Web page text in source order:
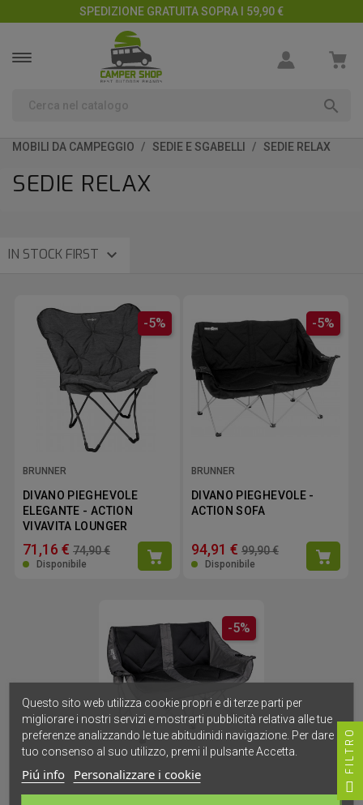
SPEDIZIONE GRATUITA SOPRA I 59,90 €

MOBILI DA CAMPEGGIO SEDIE E SGABELLI SEDIE RELAX
SEDIE RELAX
IN STOCK FIRST 
BRUNNER
DIVANO PIEGHEVOLE
ELEGANTE - ACTION
VIVAVITA LOUNGER
71,16 € 74,90 €
Disponibile
-5%
BRUNNER
DIVANO PIEGHEVOLE -
ACTION SOFA
94,91 € 99,90 €
Disponibile
-5%
BRUNNER
-5%
Questo sito web utilizza cookie propri e di terze parti per
migliorare i nostri servizi e mostrarti pubblicità relativa alle tue
preferenze analizzando le tue abitudinidi navigazione. Per dare il
tuo consenso al suo utilizzo, premi il pulsante Accetta.
Piú info Personalizzare i cookie FILTRO